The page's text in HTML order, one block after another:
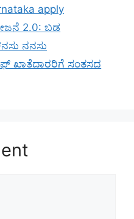
apply
2.0: ಬಡ
ನನಸು
ಖಾತೆದಾರರಿಗೆ ಸಂತಸದ